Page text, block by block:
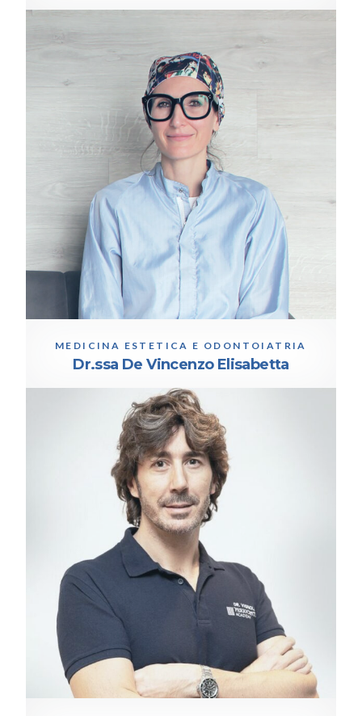
Dr.ssa De Vincenzo Elisabetta
MEDICINA ESTETICA E ODONTOIATRIA
Dr.ssa De Vincenzo Elisabetta
MEDICINA ESTETICA E ODONTOIATRIA
Dr. Vignoletti Fabio
ODONTOIATRA PARODONTOLOGO